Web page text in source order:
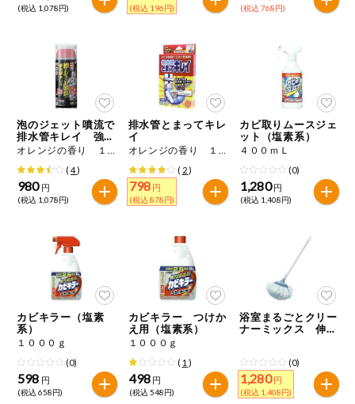
自動注文システム登録
自動注文システム登録を確認する
自動注文システム登録を修正する
くらしの定番品（毎週企画）
専門ショップサイト
パルコープ・よどがわ生協のサービス
パルコープ・よどがわ生協の情報サイト
ご利用ガイド
アプリのダウンロード
飲料
酒・ノンアル
コール
切り花・仏花
ティッシュ・
トイレットペ
ーパー
衛生・生理用
品
洗濯・バス・
トイレ用品
住居・生活用
品
コスメ＆ボデ
ィケア
オレンジ カシューナッツ
キウイフルーツ 牛肉
さけ さば ゼラチン 大豆
鶏肉 バナナ
マカダミアナッツ もも やまいも
アレルゲン情報は、商品企画時の情報のため、ご使用前には
必ず商品パッケージの表示をご確認ください。
特定原材料に準ずるものは、お取引先から情報提供のあった
範囲でのお知らせです。
(税込 1,078円) (税込 196円) (税込 768円)
泡のジェット噴流で
排水管キレイ 強力
タイプ
オレンジの香り １６０ｍＬ
(4)
980 円
(税込 1,078円)
排水管とまってキレ
イ
オレンジの香り １０錠
( 2)
798 円
(税込 878円)
カビ取りムースジェ
ット（塩素系）
４００ｍＬ
(0)
1,280 円
(税込 1,408円)
カビキラー（塩素
系）
１０００ｇ
(0)
598 円
(税込 658円)
カビキラー つけか
え用（塩素系）
１０００ｇ
( 1 )
498 円
(税込 548円)
浴室まるごとクリー
ナーミックス 伸縮
(0)
1,280 円
(税込 1,408円)